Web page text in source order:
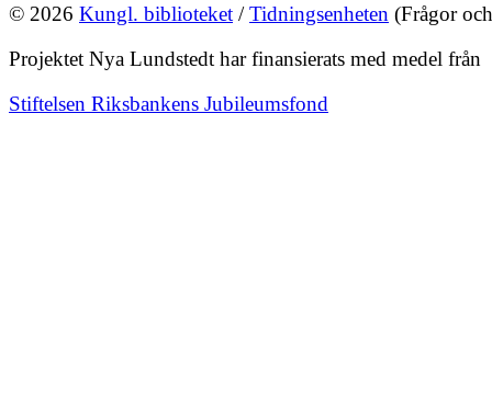
© 2026 Kungl. biblioteket /Tidningsenheten (Frågor
Projektet Nya Lundstedt har finansierats med medel från
Stiftelsen Riksbankens Jubileumsfond